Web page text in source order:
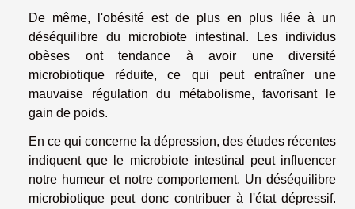
De même, l'obésité est de plus en plus liée à un
déséquilibre du microbiote intestinal. Les individus
obèses ont tendance à avoir une diversité
microbiotique réduite, ce qui peut entraîner une
mauvaise régulation du métabolisme, favorisant le
gain de poids.
En ce qui concerne la dépression, des études récentes
indiquent que le microbiote intestinal peut influencer
notre humeur et notre comportement. Un déséquilibre
microbiotique peut donc contribuer à l'état dépressif.